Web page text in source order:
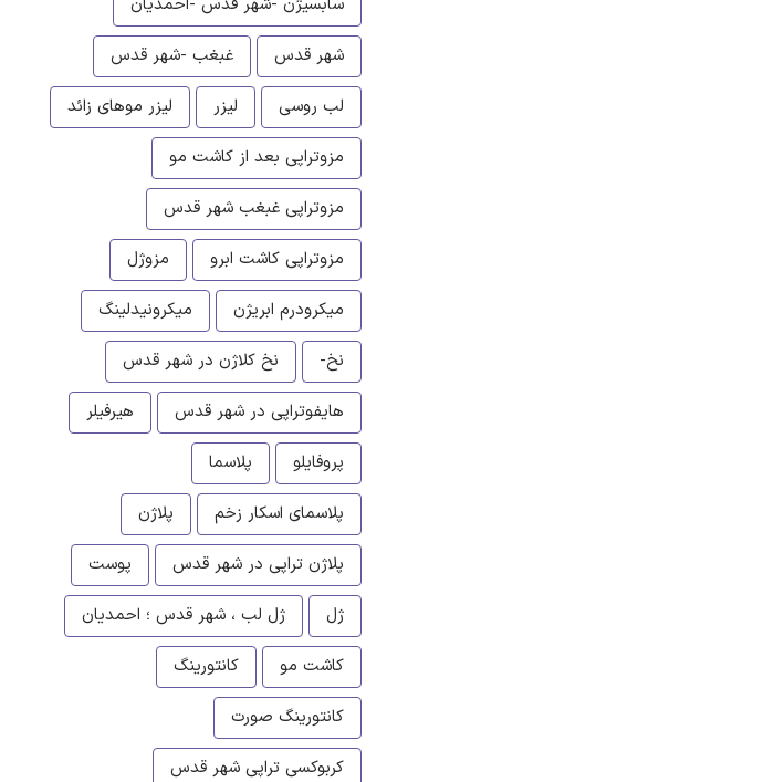
شهر قدس
غبغب -شهر قدس
لب روسی
لیزر
لیزر موهای زائد
مزوتراپی بعد از کاشت مو
مزوتراپی غبغب شهر قدس
مزوتراپی کاشت ابرو
مزوژل
میکرودرم ابریژن
میکرونیدلینگ
نخ-
نخ کلاژن در شهر قدس
هایفوتراپی در شهر قدس
هیرفیلر
پروفایلو
پلاسما
پلاسمای اسکار زخم
پلاژن
پلاژن تراپی در شهر قدس
پوست
ژل
ژل لب ، شهر قدس ؛ احمدیان
کاشت مو
کانتورینگ
کانتورینگ صورت
کربوکسی تراپی شهر قدس